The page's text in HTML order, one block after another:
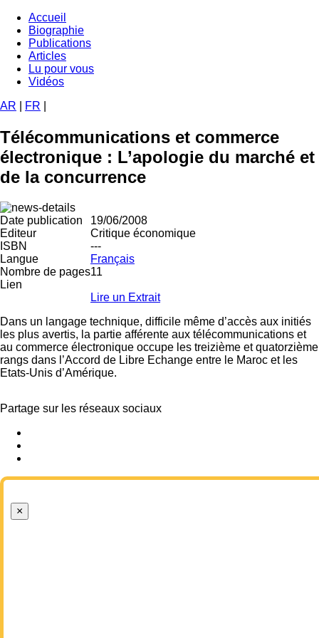
Aller
contenu
principal
Navigation
principale
Accueil
Biographie
Publications
Articles
Lu pour vous
Vidéos
AR
FR
Télécommunications et commerce
électronique : L’apologie du marché et
de la concurrence
Date publication
19/06/2008
Editeur
Critique économique
ISBN
---
Langue
Français
Nombre de pages11
Lien
Lire un Extrait
Dans un langage technique, difficile même d’accès aux initiés
les plus avertis, la partie afférente aux télécommunications et
au commerce électronique occupe les treizième et quatorzième
rangs dans l’Accord de Libre Echange entre le Maroc et les
Etats-Unis d’Amérique.
Partage sur les réseaux sociaux
×